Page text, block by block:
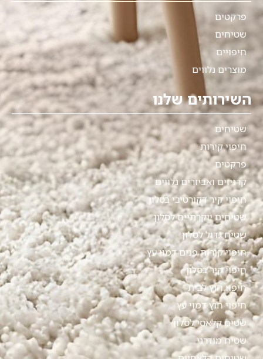
פרקטים
שטיחים
חיפויים
מוצרים נלווים
השירותים שלנו
שטיחים
חיפוי קירות
פרקטים
קרניזים ואביזרים נלווים
חיפוי קיר דקורטיבי בסלון
שטיחים יוקרתיים לסלון
שטיח גדול לסלון
חיפוי קירות פנים דמוי עץ
חיפוי קיר בסלון
חיפוי חוץ לבית
חיפוי חוץ דמוי עץ
שטיח קלאסי לסלון
שטיח מודרני